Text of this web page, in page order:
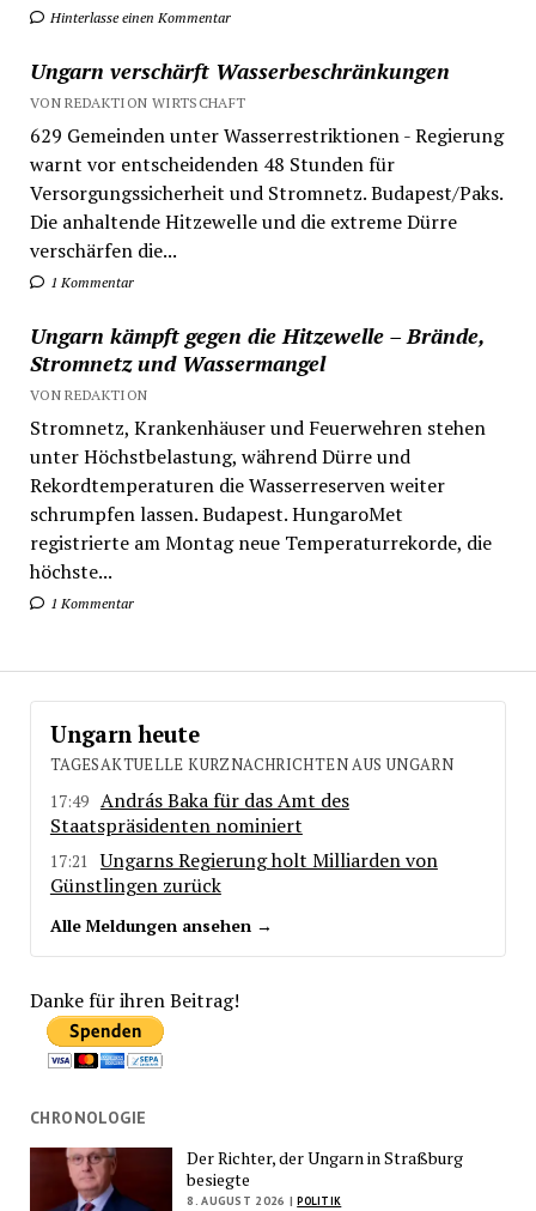
Hinterlasse einen Kommentar
Ungarn verschärft Wasserbeschränkungen
VON REDAKTION WIRTSCHAFT
629 Gemeinden unter Wasserrestriktionen - Regierung
warnt vor entscheidenden 48 Stunden für
Versorgungssicherheit und Stromnetz. Budapest/Paks.
Die anhaltende Hitzewelle und die extreme Dürre
verschärfen die...
1 Kommentar
Ungarn kämpft gegen die Hitzewelle – Brände,
Stromnetz und Wassermangel
VON REDAKTION
Stromnetz, Krankenhäuser und Feuerwehren stehen
unter Höchstbelastung, während Dürre und
Rekordtemperaturen die Wasserreserven weiter
schrumpfen lassen. Budapest. HungaroMet
registrierte am Montag neue Temperaturrekorde, die
höchste...
1 Kommentar
Ungarn heute
TAGESAKTUELLE KURZNACHRICHTEN AUS UNGARN
17:49 András Baka für das Amt des
Staatspräsidenten nominiert
17:21
Ungarns Regierung holt Milliarden von
Günstlingen zurück
Alle Meldungen ansehen →
Danke für ihren Beitrag!
CHRONOLOGIE
Der Richter, der Ungarn in Straßburg
besiegte
8. AUGUST 2026 | POLITIK